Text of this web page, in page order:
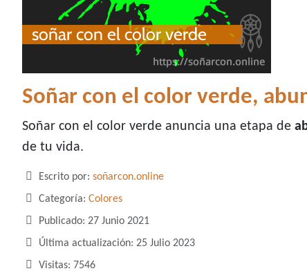
Soñar con el color verde,
Soñar con el color verde anuncia una etapa de
de tu vida.
Detalles
Escrito por: soñarcon.online
Categoría: Colores
Publicado: 27 Junio 2021
Última actualización: 25 Julio 2023
Visitas: 7546